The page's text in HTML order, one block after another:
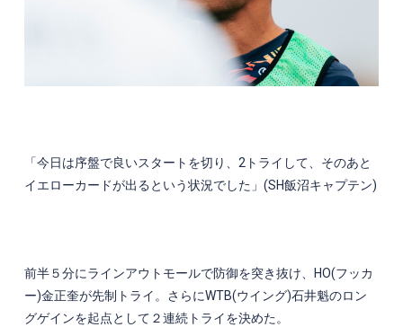
「今日は序盤で良いスタートを切り、 2 トライして、そのあと
イエローカードが出るという状況でした」 (SH飯沼キャプテン)
前半５分にラインアウトモールで防御を突き抜け、 HO(フッカ
ー)金正奎が先制トライ。さらにWTB(ウイング)石井魁のロン
グゲインを起点として２連続トライを決めた。